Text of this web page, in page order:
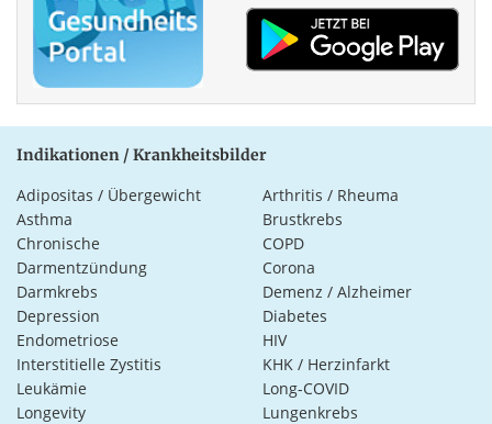
Indikationen / Krankheitsbilder
Adipositas / Übergewicht
Arthritis / Rheuma
Asthma
Brustkrebs
Chronische
Darmentzündung
COPD
Corona
Darmkrebs
Demenz / Alzheimer
Depression
Diabetes
Endometriose
HIV
Interstitielle Zystitis
KHK / Herzinfarkt
Leukämie
Long-COVID
Longevity
Lungenkrebs